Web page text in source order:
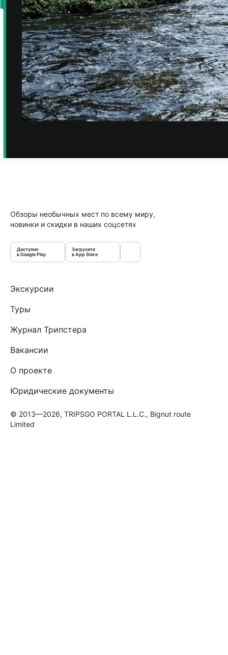
Обзоры необычных мест по всему миру,
новинки и скидки в наших соцсетях
Доступно
в Google Play
Загрузите
в App Store
Экскурсии
Туры
Журнал Трипстера
Вакансии
О проекте
Юридические документы
© 2013—2026, TRIPSGO PORTAL L.L.C., Bignut route
Limited